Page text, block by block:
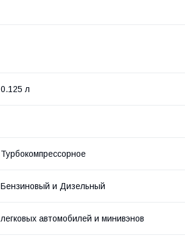
0.125 л
Турбокомпрессорное
Бензиновый и Дизельный
легковых автомобилей и минивэнов